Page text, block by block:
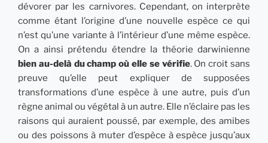
dévorer par les carnivores. Cependant, on interprète
comme étant l’origine d’une nouvelle espèce ce qui
n’est qu’une variante à l’intérieur d’une même espèce.
On a ainsi prétendu étendre la théorie darwinienne
bien au-delà du champ où elle se vérifie. On croit sans
preuve qu’elle peut expliquer de supposées
transformations d’une espèce à une autre, puis d’un
règne animal ou végétal à un autre. Elle n’éclaire pas les
raisons qui auraient poussé, par exemple, des amibes
ou des poissons à muter d’espèce à espèce jusqu’aux